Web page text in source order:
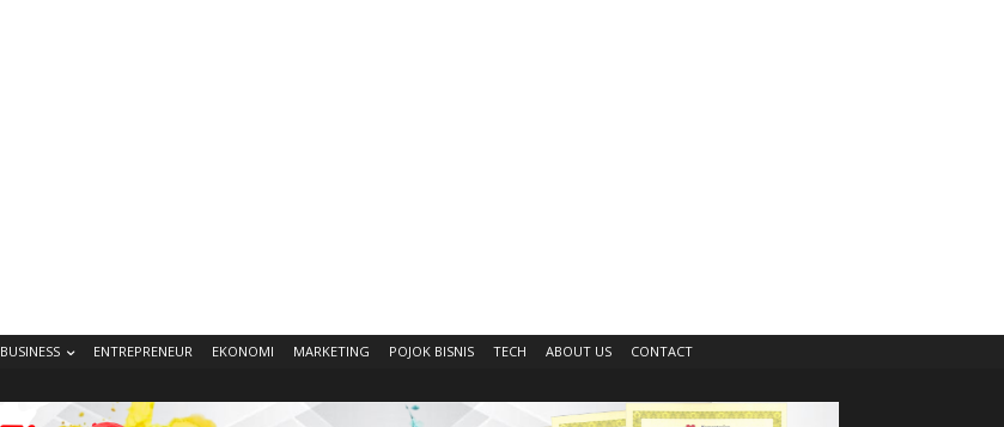
BUSINESS ENTREPRENEUR EKONOMI MARKETING POJOK BISNIS TECH ABOUT US CONTACT